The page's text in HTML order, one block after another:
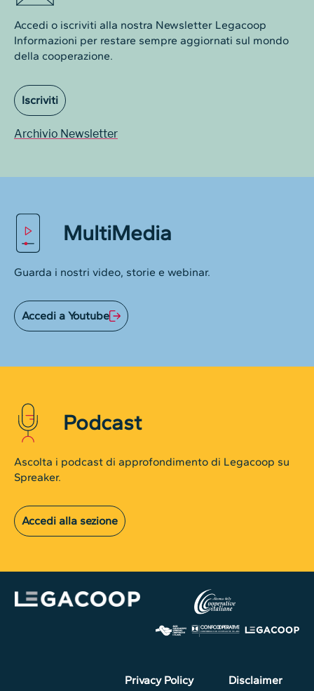
Accedi o iscriviti alla nostra Newsletter Legacoop
Informazioni per restare sempre aggiornati sul mondo
della cooperazione.
Iscriviti
Archivio Newsletter
MultiMedia
Guarda i nostri video, storie e webinar.
Accedi a Youtube
Podcast
Ascolta i podcast di approfondimento di Legacoop su
Spreaker.
Accedi alla sezione
Privacy Policy
Disclaimer